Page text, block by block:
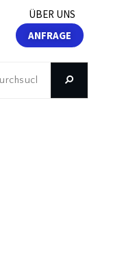
ÜBER UNS
ANFRAGE
